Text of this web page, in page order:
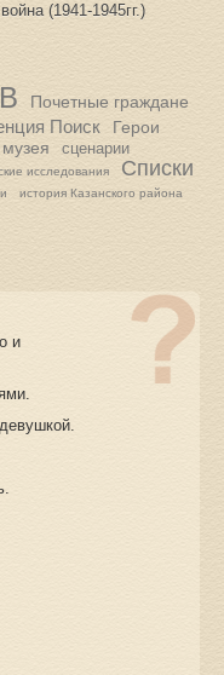
(1941-1945гг.)
Почетные граждане
Поиск
Герои
сценарии
исследования
Списки
история Казанского района
и